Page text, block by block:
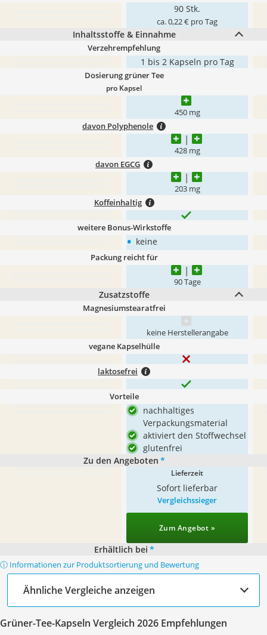
90 Stk.
ca. 0,22 € pro Tag
Inhaltsstoffe & Einnahme
Verzehrempfehlung
1 bis 2 Kapseln pro Tag
Dosierung grüner Tee
pro Kapsel
450 mg
davon Polyphenole
428 mg
davon EGCG
203 mg
Koffeinhaltig
weitere Bonus-Wirkstoffe
• keine
Packung reicht für
90 Tage
Zusatzstoffe
Magnesiumstearatfrei
keine Herstellerangabe
vegane Kapselhülle
laktosefrei
Vorteile
nachhaltiges
Verpackungsmaterial
aktiviert den Stoffwechsel
glutenfrei
Zu den Angeboten *
Lieferzeit
Sofort lieferbar
Vergleichssieger
Zum Angebot »
Erhältlich bei *
ⓘ Informationen zur Produktsortierung und Bewertung
Ähnliche Vergleiche anzeigen
Grüner-Tee-Kapseln Vergleich 2026 Empfehlungen